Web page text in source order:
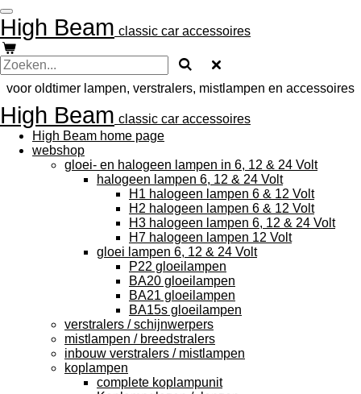
Ga
direct
naar
de
hoofdinhoud
High Beam classic car accessoires
voor oldtimer lampen, verstralers, mistlampen en accessoires
High Beam classic car accessoires
High Beam home page
webshop
gloei- en halogeen lampen in 6, 12 & 24 Volt
halogeen lampen 6, 12 & 24 Volt
H1 halogeen lampen 6 & 12 Volt
H2 halogeen lampen 6 & 12 Volt
H3 halogeen lampen 6, 12 & 24 Volt
H7 halogeen lampen 12 Volt
gloei lampen 6, 12 & 24 Volt
P22 gloeilampen
BA20 gloeilampen
BA21 gloeilampen
BA15s gloeilampen
verstralers / schijnwerpers
mistlampen / breedstralers
inbouw verstralers / mistlampen
koplampen
complete koplampunit